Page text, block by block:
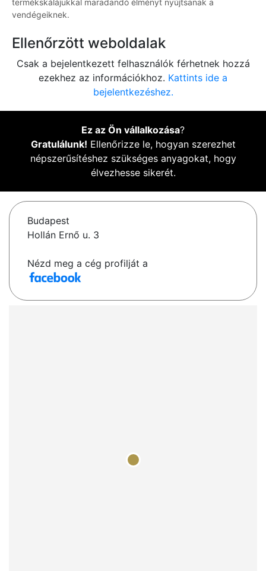
termékskálájukkal maradandó élményt nyújtsanak a
vendégeiknek.
Ellenőrzött weboldalak
Csak a bejelentkezett felhasználók férhetnek hozzá
ezekhez az információkhoz. Kattints ide a
bejelentkezéshez.
Ez az Ön vállalkozása?
Gratulálunk! Ellenőrizze le, hogyan szerezhet
népszerűsítéshez szükséges anyagokat, hogy
élvezhesse sikerét.
Budapest
Hollán Ernő u. 3
Nézd meg a cég profilját a